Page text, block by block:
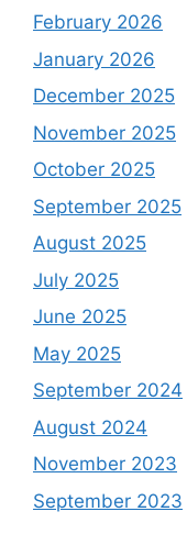
February 2026
January 2026
December 2025
November 2025
October 2025
September 2025
August 2025
July 2025
June 2025
May 2025
September 2024
August 2024
November 2023
September 2023